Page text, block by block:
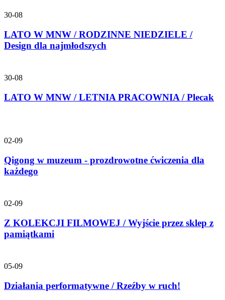
30-08
LATO W MNW / RODZINNE NIEDZIELE /
Design dla najmłodszych
30-08
LATO W MNW / LETNIA PRACOWNIA / Plecak
02-09
Qigong w muzeum - prozdrowotne ćwiczenia dla
każdego
02-09
Z KOLEKCJI FILMOWEJ / Wyjście przez sklep z
pamiątkami
05-09
Działania performatywne / Rzeźby w ruch!